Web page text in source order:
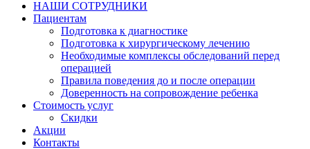
НАШИ СОТРУДНИКИ
Пациентам
Подготовка к диагностике
Подготовка к хирургическому лечению
Необходимые комплексы обследований перед
операцией
Правила поведения до и после операции
Доверенность на сопровождение ребенка
Стоимость услуг
Скидки
Акции
Контакты